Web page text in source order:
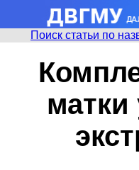
Поиск статьи по